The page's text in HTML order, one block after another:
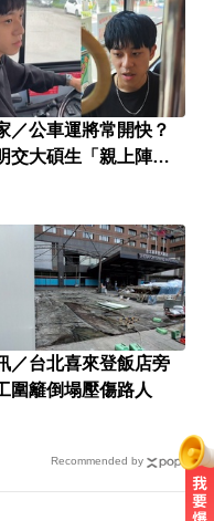
／公車運將常開快？
交大碩生「親上陣」
因
／台北喜來登飯店旁
圍籬倒塌壓傷路人
Recommended by